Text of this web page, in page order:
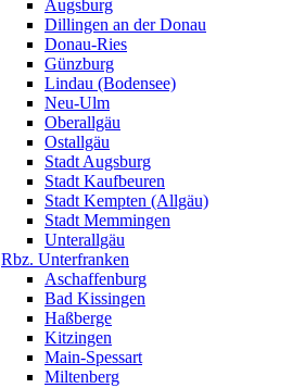
Augsburg
Dillingen an der Donau
Donau-Ries
Günzburg
Lindau (Bodensee)
Neu-Ulm
Oberallgäu
Ostallgäu
Stadt Augsburg
Stadt Kaufbeuren
Stadt Kempten (Allgäu)
Stadt Memmingen
Unterallgäu
Rbz. Unterfranken
Aschaffenburg
Bad Kissingen
Haßberge
Kitzingen
Main-Spessart
Miltenberg